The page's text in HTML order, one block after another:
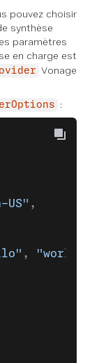
pouvez choisir
synthèse
paramètres
en charge est
Vonage
:
US" ,
, "world"